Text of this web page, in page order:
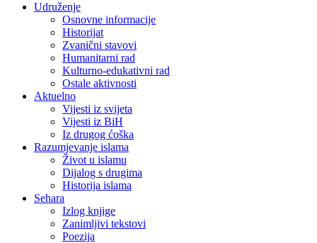
Udruženje
Osnovne informacije
Historijat
Zvanični stavovi
Humanitarni rad
Kulturno-edukativni rad
Ostale aktivnosti
Aktuelno
Vijesti iz svijeta
Vijesti iz BiH
Iz drugog ćoška
Razumjevanje islama
Život u islamu
Dijalog s drugima
Historija islama
Sehara
Izlog knjige
Zanimljivi tekstovi
Poezija